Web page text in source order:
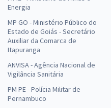
Energia
MP GO - Ministério Público do
Estado de Goiás - Secretário
Auxiliar da Comarca de
Itapuranga
ANVISA - Agência Nacional de
Vigilância Sanitária
PM PE - Polícia Militar de
Pernambuco